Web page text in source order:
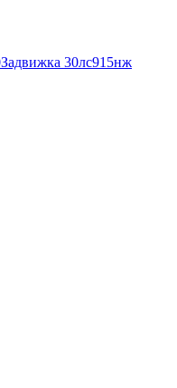
Задвижка 30лс915нж